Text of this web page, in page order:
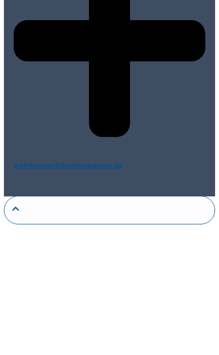
webmaster@bowlingbayern.de